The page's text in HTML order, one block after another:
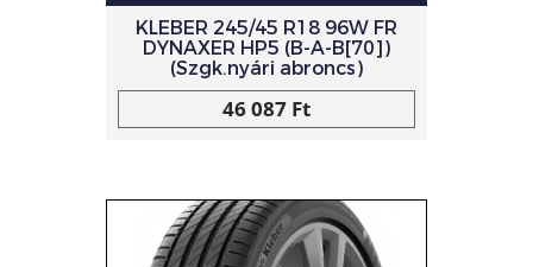
KLEBER 245/45 R18 96W FR
DYNAXER HP5 (B-A-B[70])
(Szgk.nyári abroncs)
46 087 Ft